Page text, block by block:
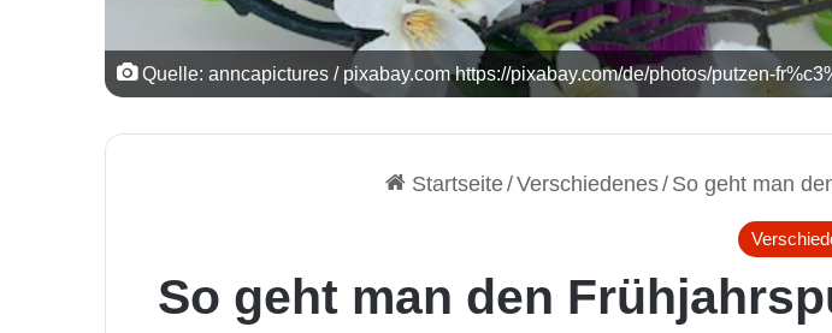
Quelle: anncapictures / pixabay.com https://pixabay.com/de/photos/putzen-
Startseite/Verschiedenes/ So geht man
So geht man den